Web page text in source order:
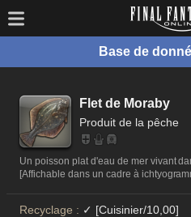
Base de
Flet de Moraby
Produit de la pêche
Un poisson plat d'eau de mer vivant
[Affichable dans un cadre à
Recyclage : ✓ [Cuisinier/10,00]